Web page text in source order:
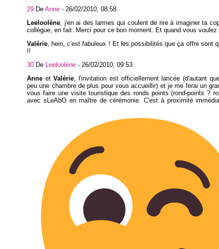
29 De Anne - 26/02/2010, 08:58
Leeloolène, j'en ai des larmes qui coulent de rire à imaginer ta
collègue, en fait. Merci pour ce bon moment. Et quand vous voulez
Valérie, hein, c'est fabuleux ! Et les possibilités que ça offre sont
!!
30 De Leeloolène - 26/02/2010, 09:53
Anne etValérie , l'invitation est officiellement lancée (d'autant
peu une chambre de plus pour vous accueillir) et je me ferai un
vous faire une visite touristique des ronds points (rond-points ?
avec sLeAbO en maître de cérémonie. C'est à proximité